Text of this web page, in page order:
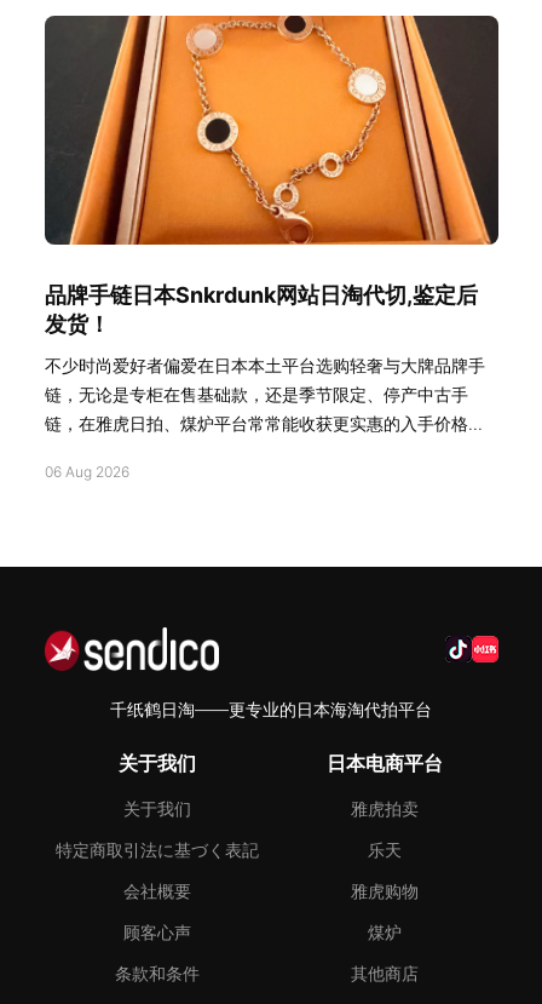
品牌手链日本Snkrdunk网站日淘代切,鉴定后
发货！
不少时尚爱好者偏爱在日本本土平台选购轻奢与大牌品牌手
链，无论是专柜在售基础款，还是季节限定、停产中古手
链，在雅虎日拍、煤炉平台常常能收获更实惠的入手价格...
06 Aug 2026
千纸鹤日淘——更专业的日本海淘代拍平台
关于我们
关于我们
特定商取引法に基づく表記
会社概要
顾客心声
条款和条件
日本电商平台
雅虎拍卖
乐天
雅虎购物
煤炉
其他商店